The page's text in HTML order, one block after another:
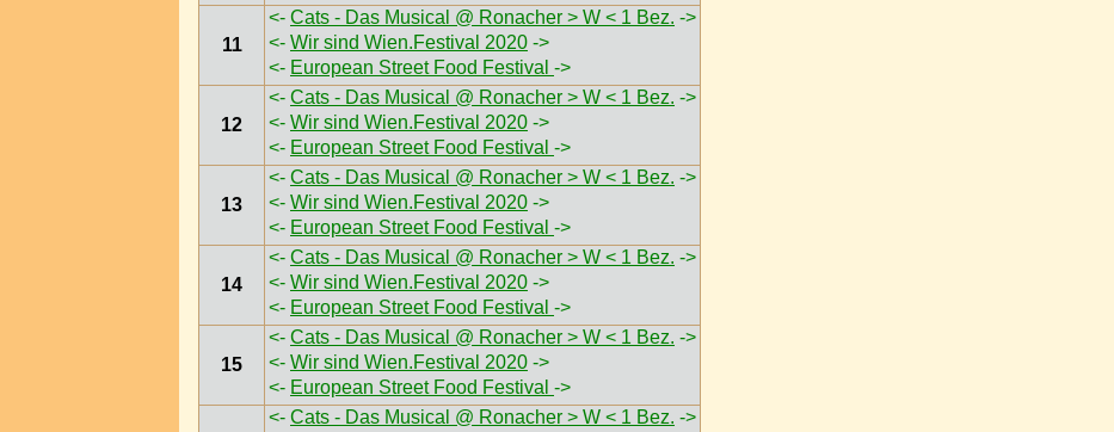
11
<- Cats - Das Musical @ Ronacher > W < 1 Bez. ->
<- Wir sind Wien.Festival 2020 ->
<- European Street Food Festival ->
12
<- Cats - Das Musical @ Ronacher > W < 1 Bez. ->
<- Wir sind Wien.Festival 2020 ->
<- European Street Food Festival ->
13
<- Cats - Das Musical @ Ronacher > W < 1 Bez. ->
<- Wir sind Wien.Festival 2020 ->
<- European Street Food Festival ->
14
<- Cats - Das Musical @ Ronacher > W < 1 Bez. ->
<- Wir sind Wien.Festival 2020 ->
<- European Street Food Festival ->
15
<- Cats - Das Musical @ Ronacher > W < 1 Bez. ->
<- Wir sind Wien.Festival 2020 ->
<- European Street Food Festival ->
<- Cats - Das Musical @ Ronacher > W < 1 Bez. ->